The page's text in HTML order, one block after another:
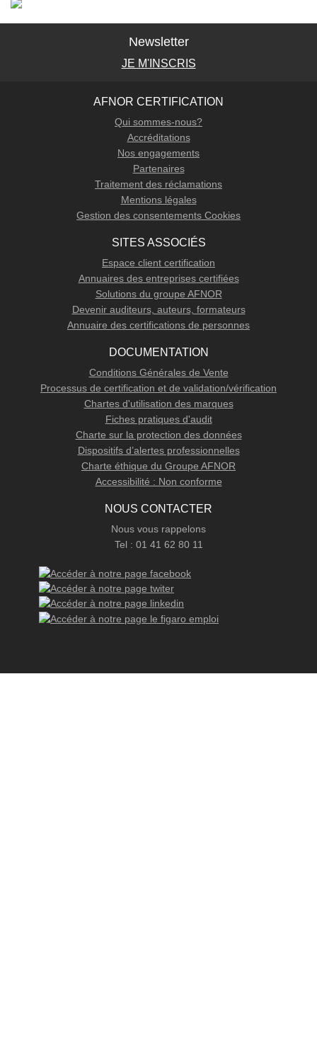
Newsletter
JE M'INSCRIS
AFNOR CERTIFICATION
Qui sommes-nous?
Accréditations
Nos engagements
Partenaires
Traitement des réclamations
Mentions légales
Gestion des consentements Cookies
SITES ASSOCIÉS
Espace client certification
Annuaires des entreprises certifiées
Solutions du groupe AFNOR
Devenir auditeurs, auteurs, formateurs
Annuaire des certifications de personnes
DOCUMENTATION
Conditions Générales de Vente
Processus de certification et de validation/vérification
Chartes d'utilisation des marques
Fiches pratiques d'audit
Charte sur la protection des données
Dispositifs d’alertes professionnelles
Charte éthique du Groupe AFNOR
Accessibilité : Non conforme
NOUS CONTACTER
Nous vous rappelons
Tel : 01 41 62 80 11